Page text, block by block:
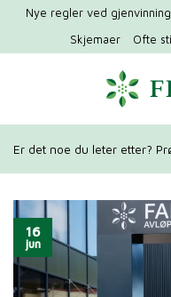
Hopp
innhold
Nye regler ved
Skjemaer
Ofte
Er det noe du leter etter?
16
jun